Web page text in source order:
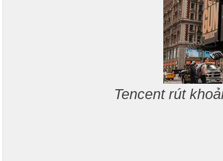
Tencent rút